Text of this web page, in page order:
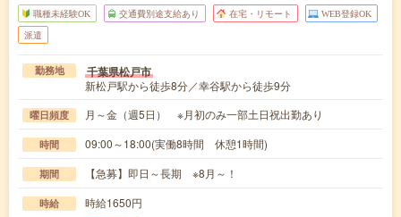
職種未経験OK 交通費別途支給あり 在宅・リモート WEB登録OK
派遣
勤務地 千葉県松戸市
新松戸駅から徒歩8分／幸谷駅から徒歩9分
曜日頻度 月～金（週5日） ※月初のみ一部土日祝出勤あり
時間 09:00～18:00(実働8時間 休憩1時間)
期間 【急募】即日～長期 ※8月～！
時給 時給1650円